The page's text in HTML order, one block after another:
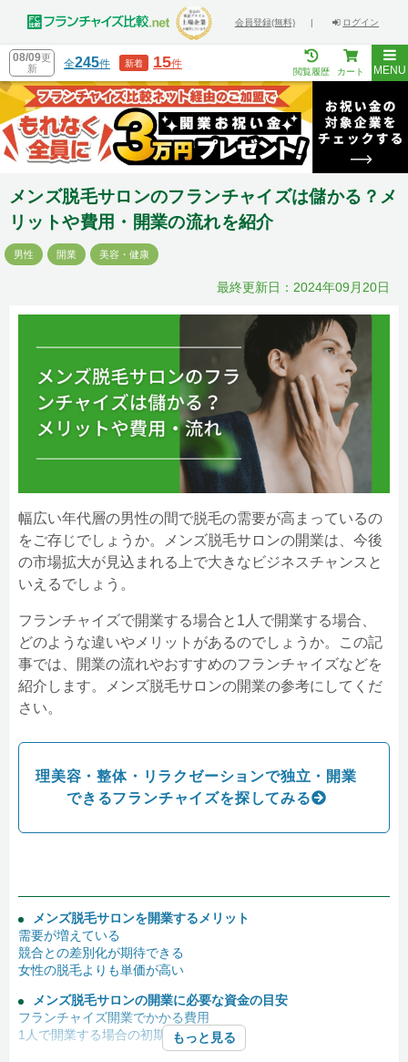
会員登録(無料) | ログイン
08/09更
新
全245件 新着 15件
閲覧履歴 カート MENU
メンズ脱毛サロンのフランチャイズは儲かる？メ
リットや費用・開業の流れを紹介
男性 開業 美容・健康
最終更新日：2024年09月20日
幅広い年代層の男性の間で脱毛の需要が高まっているの
をご存じでしょうか。メンズ脱毛サロンの開業は、今後
の市場拡大が見込まれる上で大きなビジネスチャンスと
いえるでしょう。
フランチャイズで開業する場合と1人で開業する場合、
どのような違いやメリットがあるのでしょうか。この記
事では、開業の流れやおすすめのフランチャイズなどを
紹介します。メンズ脱毛サロンの開業の参考にしてくだ
さい。
理美容・整体・リラクゼーションで独立・開業
できるフランチャイズを探してみる
メンズ脱毛サロンを開業するメリット
需要が増えている
競合との差別化が期待できる
女性の脱毛よりも単価が高い
メンズ脱毛サロンの開業に必要な資金の目安
フランチャイズ開業でかかる費用
1人で開業する場合の初期費用もっと見る